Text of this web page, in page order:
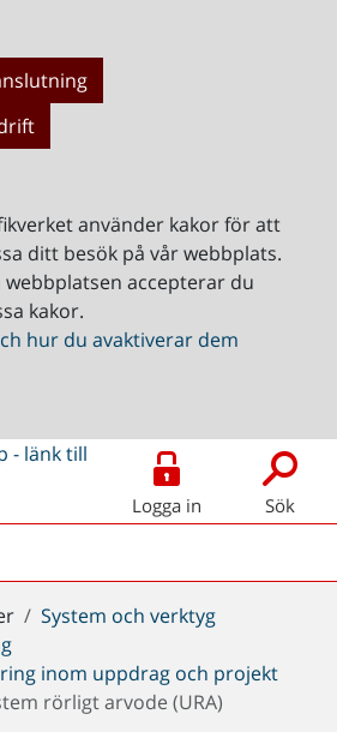
använder kakor för att
ditt besök på vår webbplats.
accepterar du
kakor.
hur du avaktiverar dem
Logga in Sök
System och verktyg
inom uppdrag och projekt
rörligt arvode (URA)